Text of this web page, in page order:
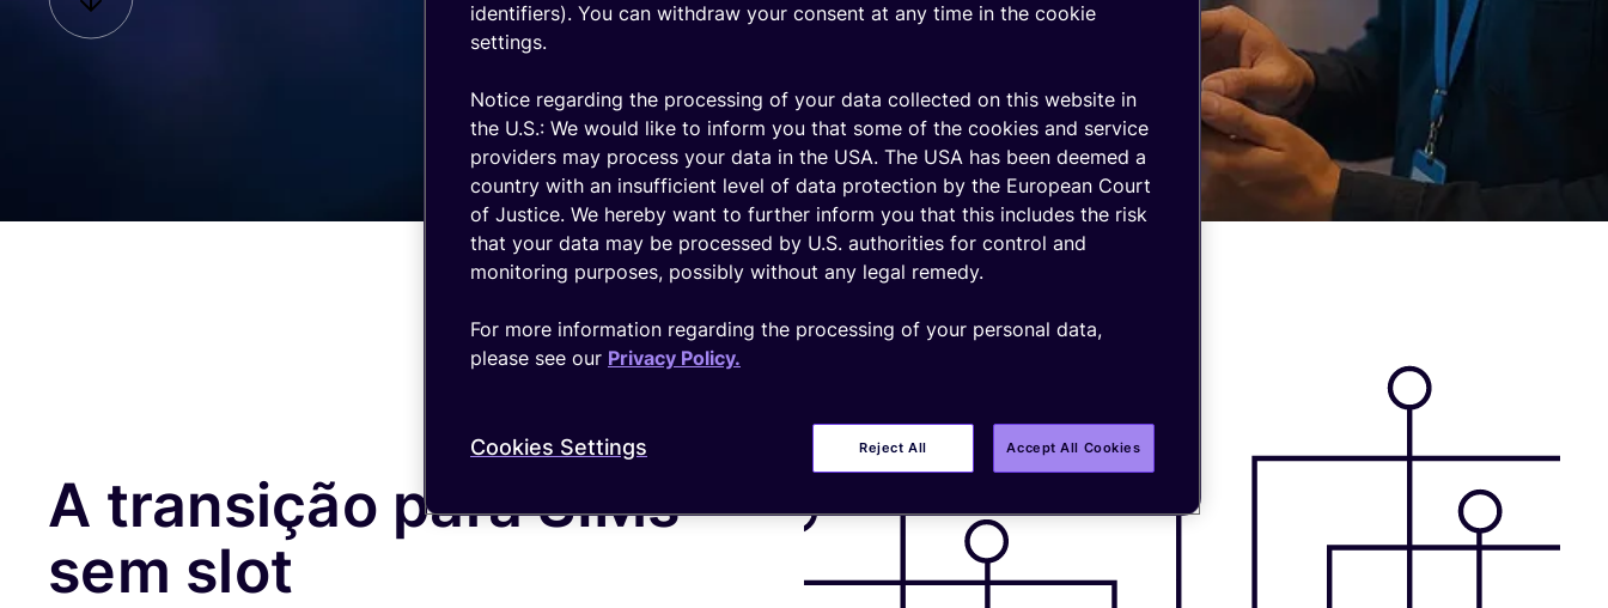
down
A transição para SIMs
sem slot
identifiers). You can withdraw your consent at any time in the cookie
settings.
Notice regarding the processing of your data collected on this website in
the U.S.: We would like to inform you that some of the cookies and service
providers may process your data in the USA. The USA has been deemed a
country with an insufficient level of data protection by the European Court
of Justice. We hereby want to further inform you that this includes the risk
that your data may be processed by U.S. authorities for control and
monitoring purposes, possibly without any legal remedy.
For more information regarding the processing of your personal data,
please see our Privacy Policy.
Reject All Accept All Cookies
Cookies Settings